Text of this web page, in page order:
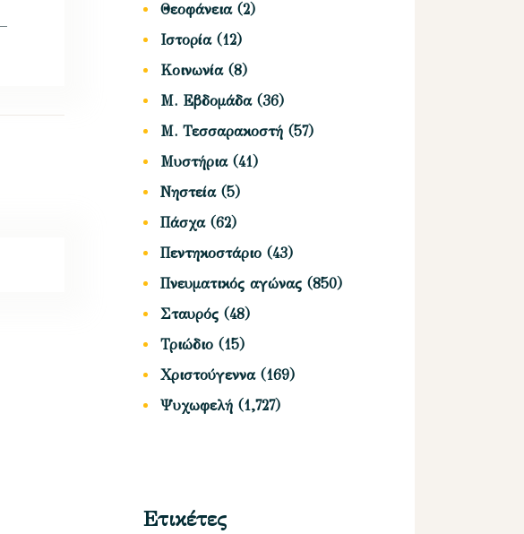
Θεοφάνεια(2)
Ιστορία(12)
Κοινωνία(8)
Μ. Εβδομάδα(36)
Μ. Τεσσαρακοστή (57)
Μυστήρια(41)
Νηστεία(5)
Πάσχα(62)
Πεντηκοστάριο (43)
Πνευματικός αγώνας (850)
Σταυρός (48)
Τριώδιο (15)
Χριστούγεννα(169)
Ψυχωφελή (1,727)
Ετικέτες